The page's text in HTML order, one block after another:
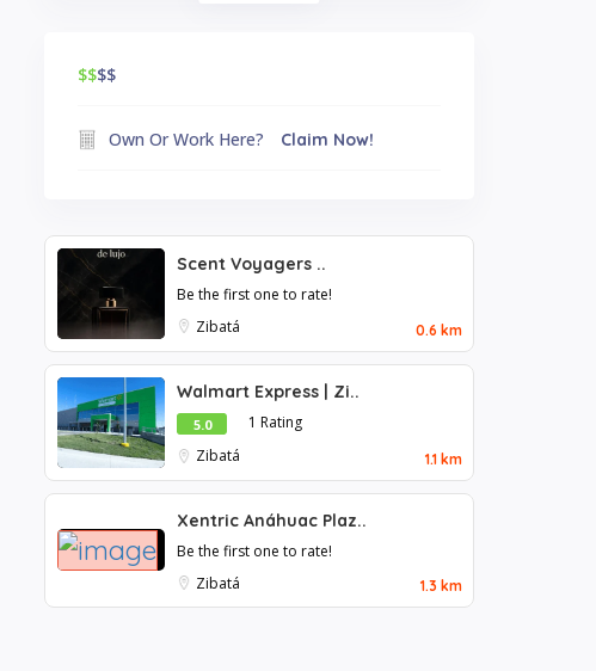
$$$$
Own Or Work Here? Claim Now!
Scent Voyagers ..
Be the first one to rate!
Zibatá
0.6 km
Walmart Express | Zi..
5.0
1 Rating
Zibatá
1.1 km
Xentric Anáhuac Plaz..
Be the first one to rate!
Zibatá
1.3 km